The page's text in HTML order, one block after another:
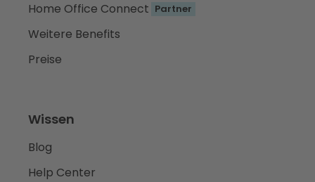
Home Office Connect Partner
Weitere Benefits
Preise
Wissen
Blog
Help Center